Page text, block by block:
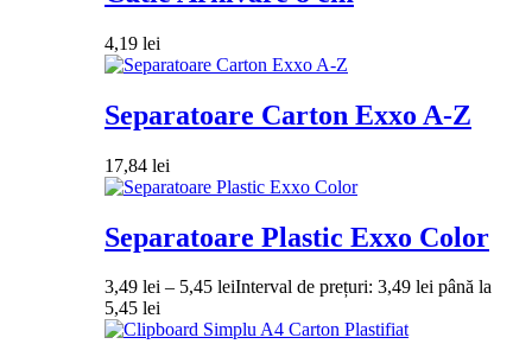
4,19 lei
Separatoare Carton Exxo A-Z
17,84 lei
Separatoare Plastic Exxo Color
3,49 lei – 5,45 leiInterval de prețuri: 3,49 lei până la
5,45 lei